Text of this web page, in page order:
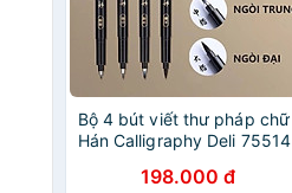
Bộ 4 bút viết thư pháp chữ
Hán Calligraphy Deli 75514
thêm mực198.000 đ